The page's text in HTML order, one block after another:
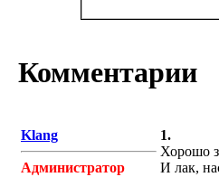
Комментарии
Klang
Администратор
1.
Хорошо
И лак,